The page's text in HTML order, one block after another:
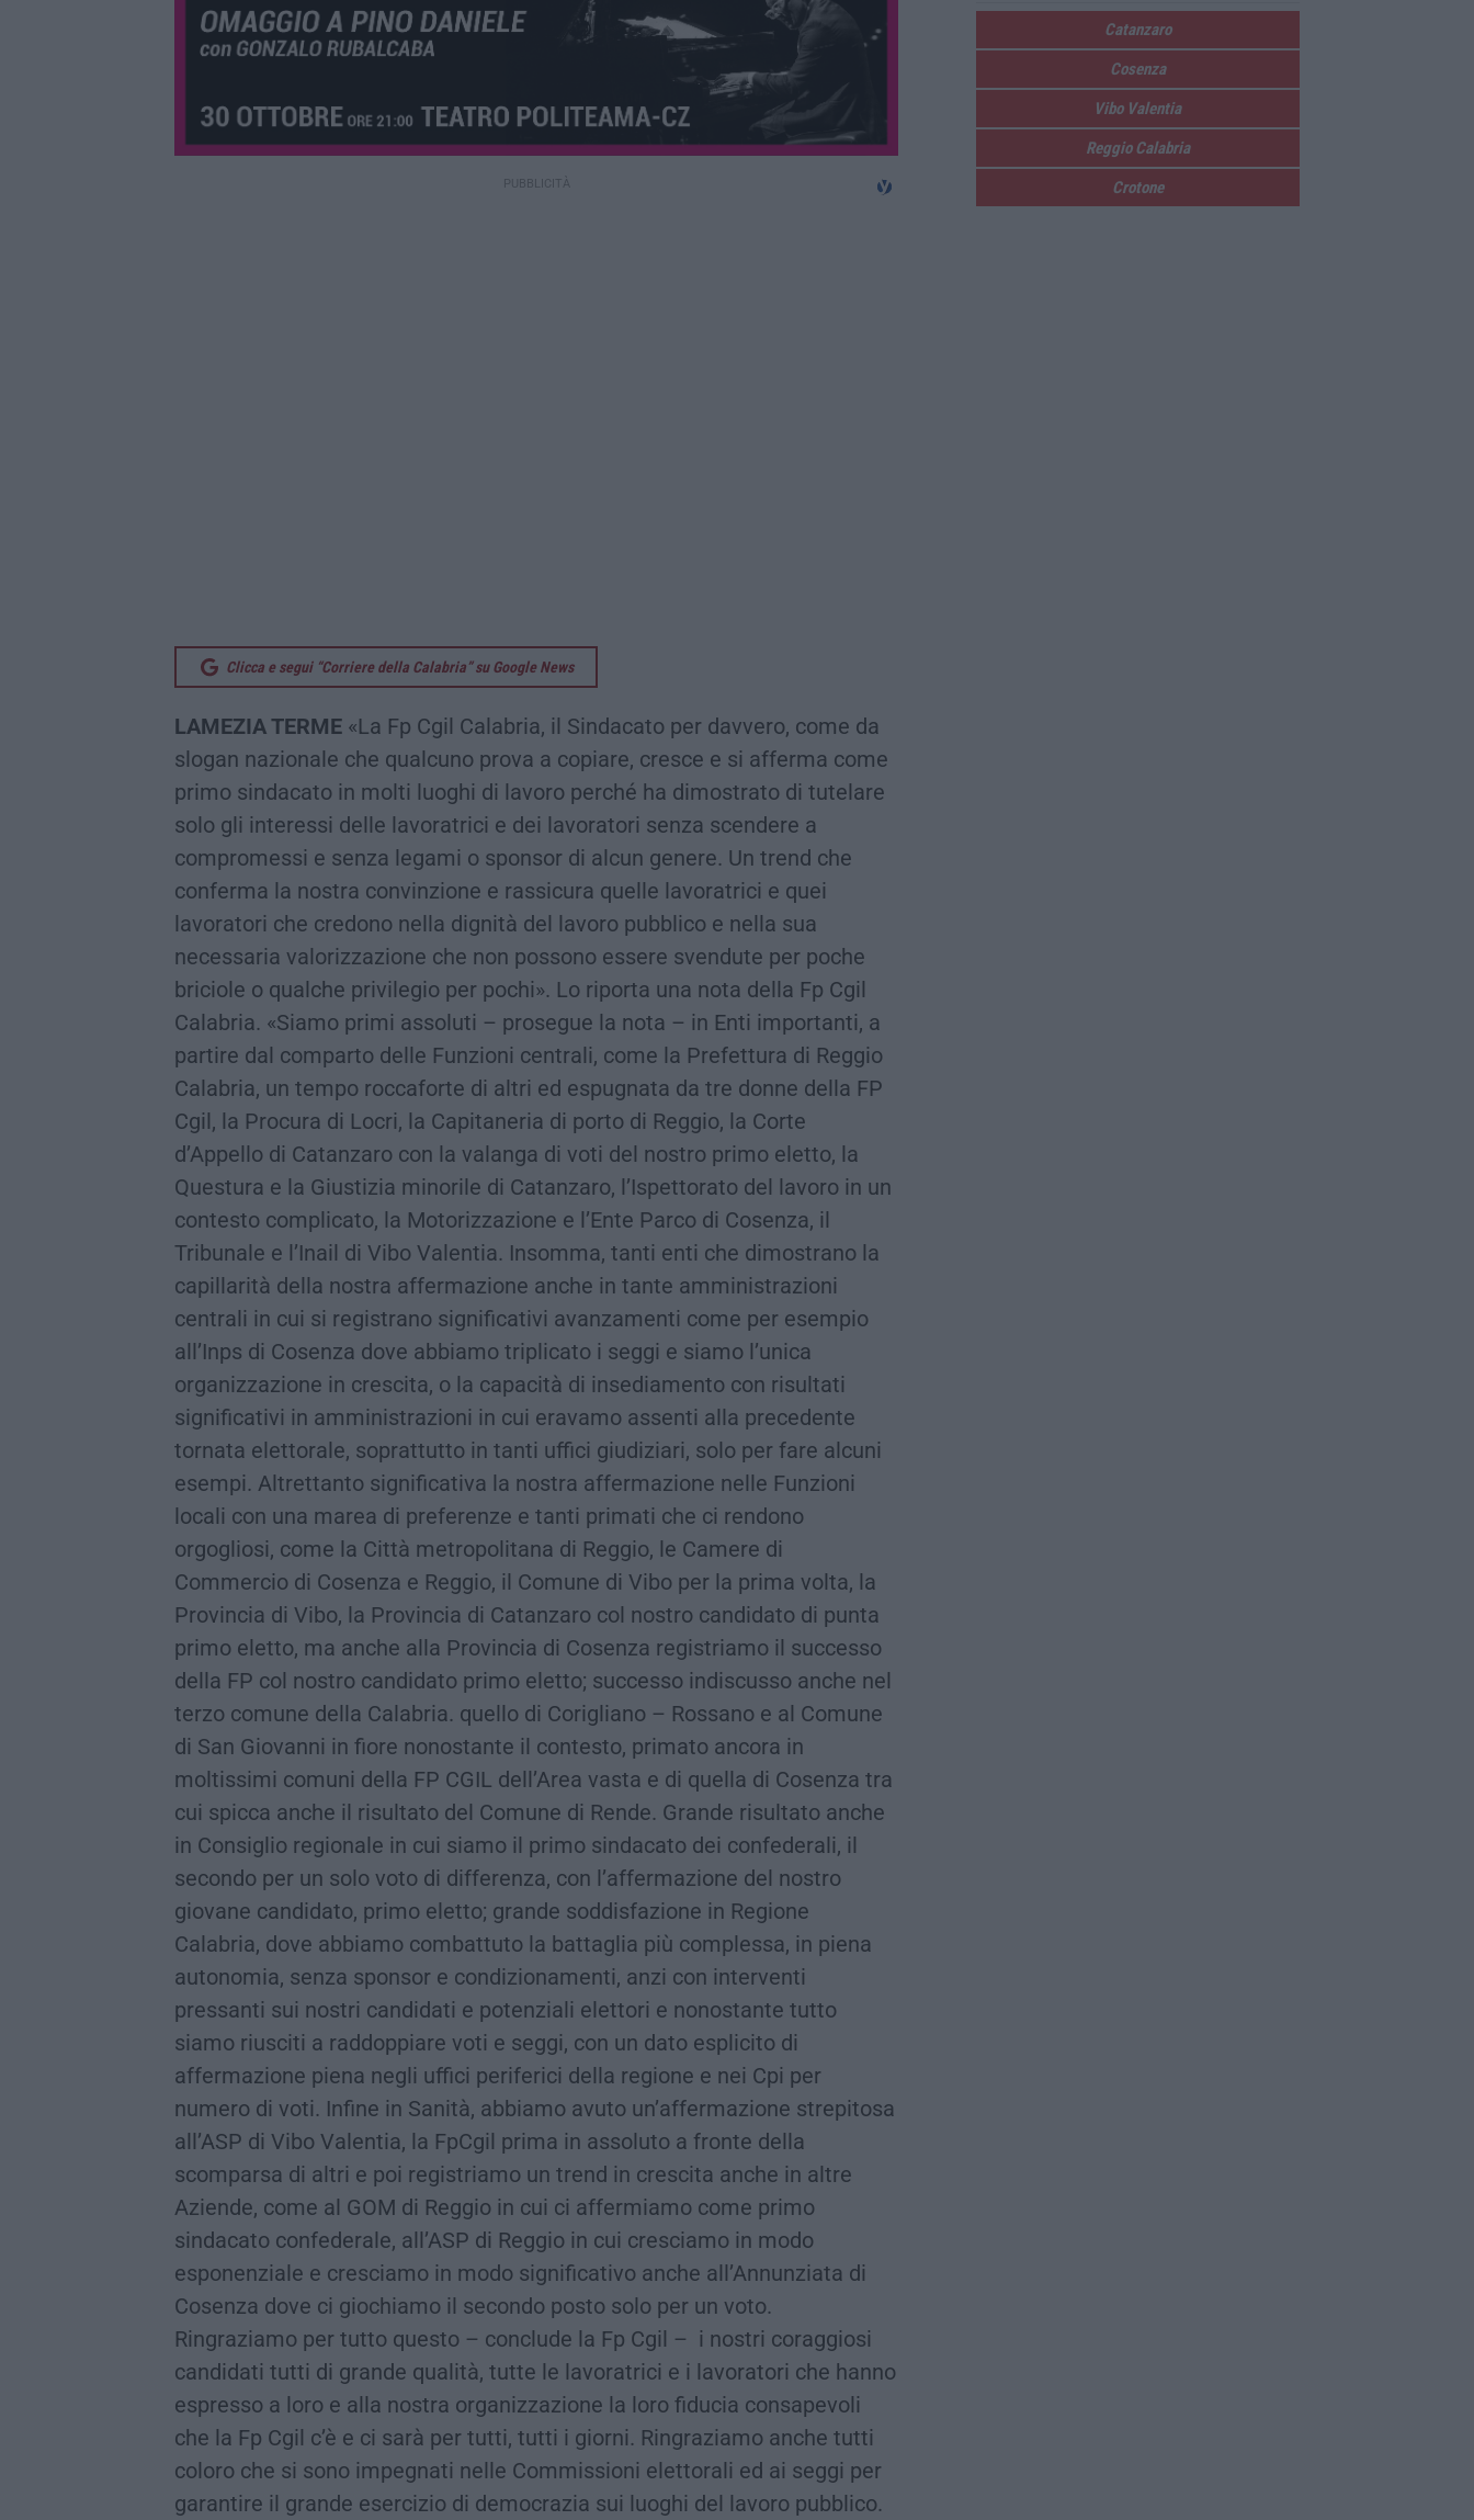
Clicca e segui “Corriere della Calabria” su Google News
LAMEZIA TERME «La Fp Cgil Calabria, il Sindacato per davvero, come da
slogan nazionale che qualcuno prova a copiare, cresce e si afferma come
primo sindacato in molti luoghi di lavoro perché ha dimostrato di tutelare
solo gli interessi delle lavoratrici e dei lavoratori senza scendere a
compromessi e senza legami o sponsor di alcun genere. Un trend che
conferma la nostra convinzione e rassicura quelle lavoratrici e quei
lavoratori che credono nella dignità del lavoro pubblico e nella sua
necessaria valorizzazione che non possono essere svendute per poche
briciole o qualche privilegio per pochi». Lo riporta una nota della Fp Cgil
Calabria. «Siamo primi assoluti – prosegue la nota – in Enti importanti, a
partire dal comparto delle Funzioni centrali, come la Prefettura di Reggio
Calabria, un tempo roccaforte di altri ed espugnata da tre donne della FP
Cgil, la Procura di Locri, la Capitaneria di porto di Reggio, la Corte
d’Appello di Catanzaro con la valanga di voti del nostro primo eletto, la
Questura e la Giustizia minorile di Catanzaro, l’Ispettorato del lavoro in un
contesto complicato, la Motorizzazione e l’Ente Parco di Cosenza, il
Tribunale e l’Inail di Vibo Valentia. Insomma, tanti enti che dimostrano la
capillarità della nostra affermazione anche in tante amministrazioni
centrali in cui si registrano significativi avanzamenti come per esempio
all’Inps di Cosenza dove abbiamo triplicato i seggi e siamo l’unica
organizzazione in crescita, o la capacità di insediamento con risultati
significativi in amministrazioni in cui eravamo assenti alla precedente
tornata elettorale, soprattutto in tanti uffici giudiziari, solo per fare alcuni
esempi. Altrettanto significativa la nostra affermazione nelle Funzioni
locali con una marea di preferenze e tanti primati che ci rendono
orgogliosi, come la Città metropolitana di Reggio, le Camere di
Commercio di Cosenza e Reggio, il Comune di Vibo per la prima volta, la
Provincia di Vibo, la Provincia di Catanzaro col nostro candidato di punta
primo eletto, ma anche alla Provincia di Cosenza registriamo il successo
della FP col nostro candidato primo eletto; successo indiscusso anche nel
terzo comune della Calabria. quello di Corigliano – Rossano e al Comune
di San Giovanni in fiore nonostante il contesto, primato ancora in
moltissimi comuni della FP CGIL dell’Area vasta e di quella di Cosenza tra
cui spicca anche il risultato del Comune di Rende. Grande risultato anche
in Consiglio regionale in cui siamo il primo sindacato dei confederali, il
secondo per un solo voto di differenza, con l’affermazione del nostro
giovane candidato, primo eletto; grande soddisfazione in Regione
Calabria, dove abbiamo combattuto la battaglia più complessa, in piena
autonomia, senza sponsor e condizionamenti, anzi con interventi
pressanti sui nostri candidati e potenziali elettori e nonostante tutto
siamo riusciti a raddoppiare voti e seggi, con un dato esplicito di
affermazione piena negli uffici periferici della regione e nei Cpi per
numero di voti. Infine in Sanità, abbiamo avuto un’affermazione strepitosa
all’ASP di Vibo Valentia, la FpCgil prima in assoluto a fronte della
scomparsa di altri e poi registriamo un trend in crescita anche in altre
Aziende, come al GOM di Reggio in cui ci affermiamo come primo
sindacato confederale, all’ASP di Reggio in cui cresciamo in modo
esponenziale e cresciamo in modo significativo anche all’Annunziata di
Cosenza dove ci giochiamo il secondo posto solo per un voto.
Ringraziamo per tutto questo – conclude la Fp Cgil – i nostri coraggiosi
candidati tutti di grande qualità, tutte le lavoratrici e i lavoratori che hanno
espresso a loro e alla nostra organizzazione la loro fiducia consapevoli
che la Fp Cgil c’è e ci sarà per tutti, tutti i giorni. Ringraziamo anche tutti
coloro che si sono impegnati nelle Commissioni elettorali ed ai seggi per
garantire il grande esercizio di democrazia sui luoghi del lavoro pubblico.
Catanzaro
Cosenza
Vibo Valentia
Reggio Calabria
Crotone